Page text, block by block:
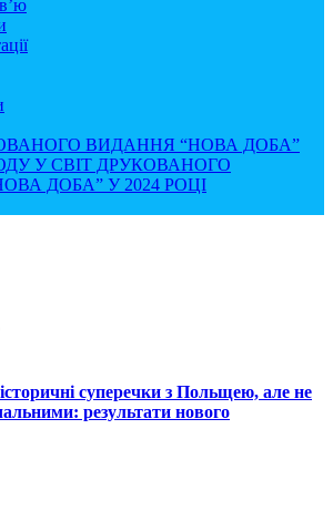
ВИДАННЯ “НОВА ДОБА”
У СВІТ ДРУКОВАНОГО
ДОБА” У 2024 РОЦІ
суперечки з Польщею, але не
результати нового